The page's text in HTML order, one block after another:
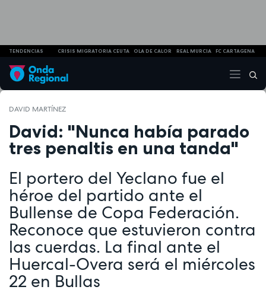
TENDENCIAS CRISIS MIGRATORIA CEUTA OLA DE CALOR REAL MURCIA FC CARTAGENA
DAVID MARTÍNEZ
David: "Nunca había parado
tres penaltis en una tanda"
El portero del Yeclano fue el
héroe del partido ante el
Bullense de Copa Federación.
Reconoce que estuvieron contra
las cuerdas. La final ante el
Huercal-Overa será el miércoles
22 en Bullas